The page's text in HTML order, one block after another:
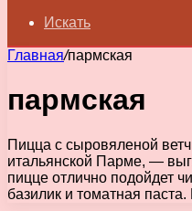
Искать
Главная/пармская
пармская
Пицца с сыровяленой
итальянской Парме, —
пицце отлично подойдет
базилик и томатная